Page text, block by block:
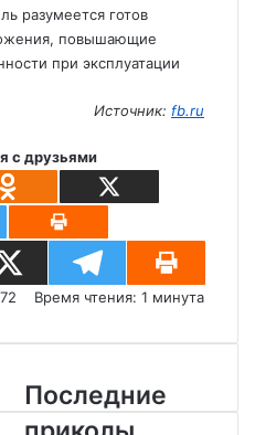
разумеется готов
повышающие
при эксплуатации
Источник: fb.ru
с друзьями
Время чтения: 1 минута
П
о
Последние